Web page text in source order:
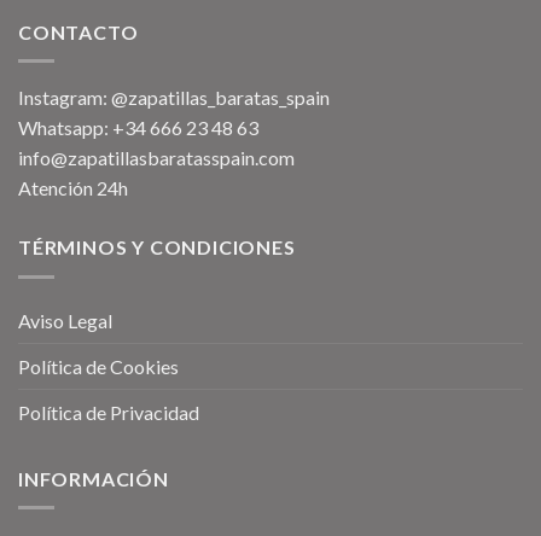
CONTACTO
Instagram: @zapatillas_baratas_spain
Whatsapp: +34 666 23 48 63
info@zapatillasbaratasspain.com
Atención 24h
TÉRMINOS Y CONDICIONES
Aviso Legal
Política de Cookies
Política de Privacidad
INFORMACIÓN